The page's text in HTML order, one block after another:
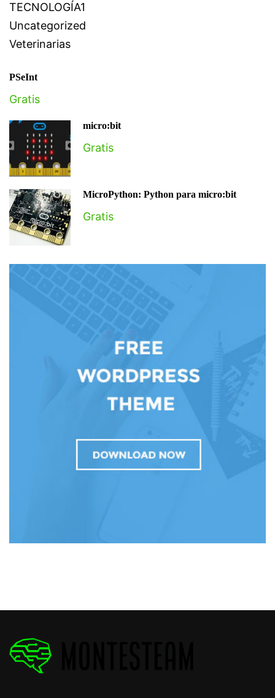
TECNOLOGÍA1
Uncategorized
Veterinarias
PSeInt
Gratis
micro:bit
Gratis
MicroPython: Python para micro:bit
Gratis